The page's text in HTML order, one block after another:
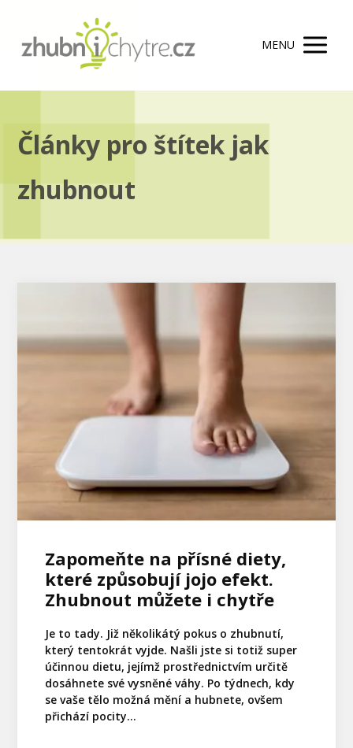
MENU
Články pro štítek jak
zhubnout
Zapomeňte na přísné diety,
které způsobují jojo efekt.
Zhubnout můžete i chytře
Je to tady. Již několikátý pokus o zhubnutí,
který tentokrát vyjde. Našli jste si totiž super
účinnou dietu, jejímž prostřednictvím určitě
dosáhnete své vysněné váhy. Po týdnech, kdy
se vaše tělo možná mění a hubnete, ovšem
přichází pocity...